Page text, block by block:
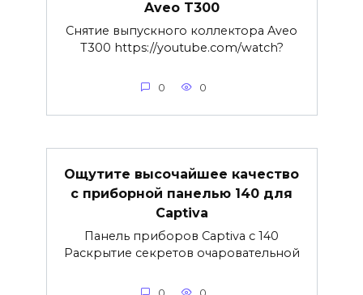
Aveo T300
Снятие выпускного коллектора Aveo
T300 https://youtube.com/watch?
0 0
Ощутите высочайшее качество
с приборной панелью 140 для
Captiva
Панель приборов Captiva с 140
Раскрытие секретов очаровательной